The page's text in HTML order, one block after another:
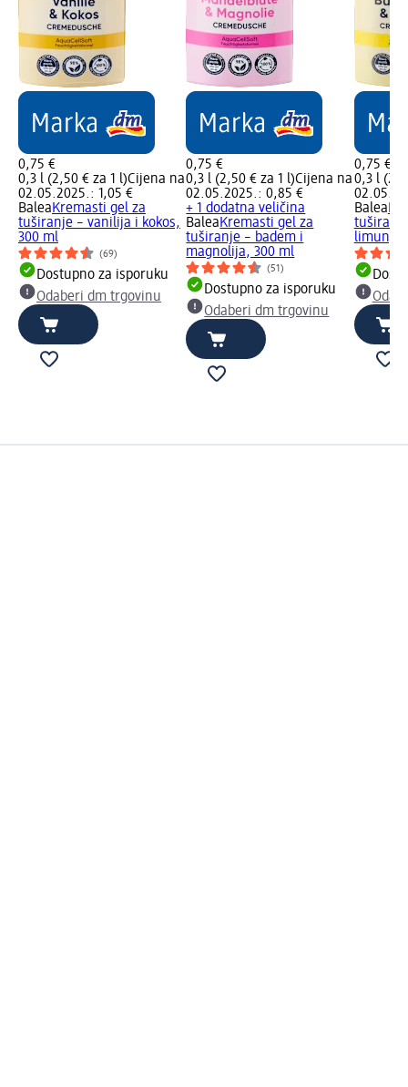
0,75 €
0,3 l (2,50 € za 1 l)Cijena na
02.05.2025.: 1,05 €
BaleaKremasti gel za
tuširanje – vanilija i kokos,
300 ml
(69)
Dostupno za isporuku
Odaberi dm trgovinu
0,75 €
0,3 l (2,50 € za 1 l)Cijena na
02.05.2025.: 0,85 €
+ 1 dodatna veličina
BaleaKremasti gel za
tuširanje – badem i
magnolija, 300 ml
(51)
Dostupno za isporuku
Odaberi dm trgovinu
0,75 €
0,3 l
Balea
limun,